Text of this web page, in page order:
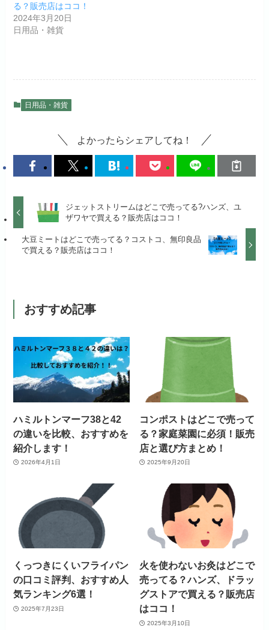
る？販売店はココ！
2024年3月20日
日用品・雑貨
日用品・雑貨
よかったらシェアしてね！
ジェットストリームはどこで売ってる?ハンズ、ユ
ザワヤで買える？販売店はココ！
大豆ミートはどこで売ってる？コストコ、無印良品
で買える？販売店はココ！
おすすめ記事
ハミルトンマーフ38と42
の違いを比較、おすすめを
紹介します！
2026年4月1日
コンポストはどこで売って
る？家庭菜園に必須！販売
店と選び方まとめ！
2025年9月20日
くっつきにくいフライパン
の口コミ評判、おすすめ人
気ランキング6選！
2025年7月23日
火を使わないお灸はどこで
売ってる？ハンズ、ドラッ
グストアで買える？販売店
はココ！
2025年3月10日